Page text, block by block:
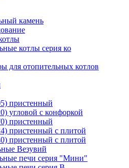
камень
котлы серия ко
для отопительных котлов
пристенный
угловой с конфоркой
пристенный
пристенный с плитой
пристенный с плитой
Везувий
печи серия "Мини"